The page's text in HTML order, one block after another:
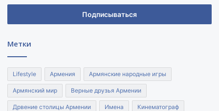
адрес
почты
Метки
Lifestyle Армения Армянские народные игры
Армянский мир Верные друзья Армении
Дрвение столицы Армении Имена Кинематограф